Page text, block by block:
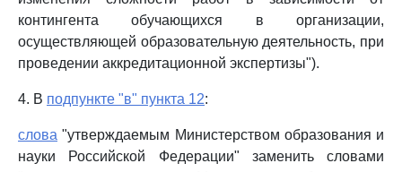
контингента обучающихся в организации,
осуществляющей образовательную деятельность, при
проведении аккредитационной экспертизы").
4. В подпункте "в" пункта 12:
слова "утверждаемым Министерством образования и
науки Российской Федерации" заменить словами